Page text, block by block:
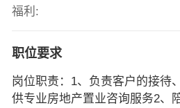
福利:
职位要求
岗位职责：1、负责客户的接待
供专业房地产置业咨询服务2、